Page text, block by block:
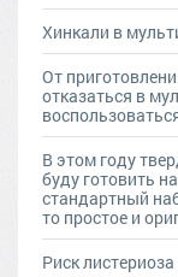
Хинкали в
От
отказаться в
В этом году
буду готовить
стандартный
то простое и
Риск